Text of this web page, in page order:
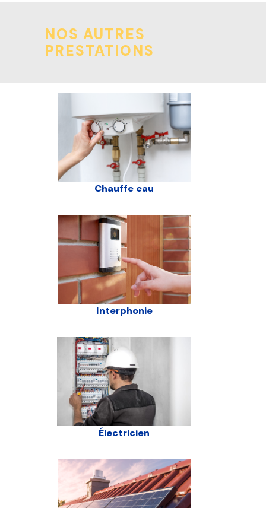
NOS AUTRES
PRESTATIONS
Chauffe eau
Interphonie
Électricien